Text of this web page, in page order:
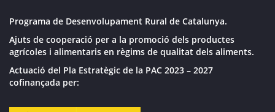
Programa de Desenvolupament Rural de Catalunya.
Ajuts de cooperació per a la promoció dels productes
agrícoles i alimentaris en règims de qualitat dels aliments.
Actuació del Pla Estratègic de la PAC 2023 – 2027
cofinançada per: